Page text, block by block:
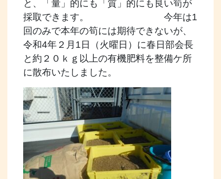
と、「量」的にも「質」的にも良い筍が
採取できます。 今年は1
回のみで本年の筍には期待できないが、
令和4年２月1日（火曜日）に春日部会長
と約２０ｋｇ以上の有機肥料を整備ケ所
に散布いたしました。